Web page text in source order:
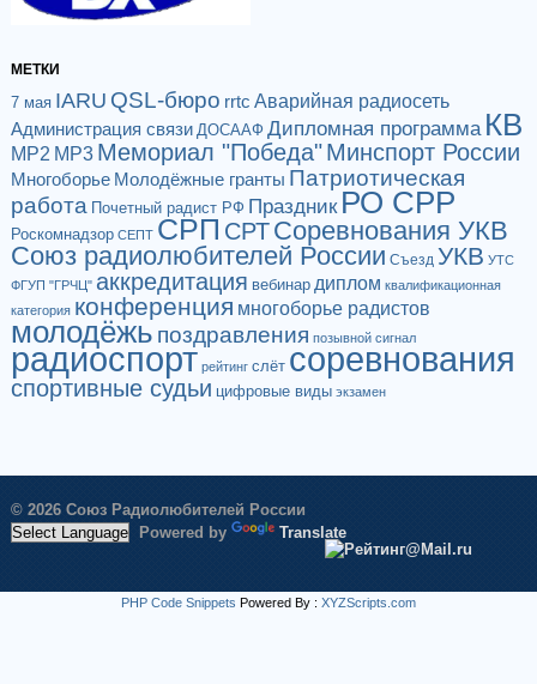
МЕТКИ
7 мая IARU QSL-бюро rrtc Аварийная радиосеть
Администрация связи ДОСААФ Дипломная программа КВ
МР2 МР3 Мемориал "Победа"Минспорт России
Многоборье Молодёжные гранты Патриотическая
работа Почетный радист РФ Праздник РО СРР
Роскомнадзор СЕПТ СРП СРТСоревнования УКВ
Союз радиолюбителей России Съезд УКВ УТС
ФГУП "ГРЧЦ" аккредитация вебинар диплом квалификационная
категория конференция многоборье радистов
молодёжь поздравления позывной сигнал
радиоспорт рейтинг слёт соревнования
спортивные судьи цифровые виды экзамен
© 2026 Союз Радиолюбителей России
Powered by
Translate
PHP Code Snippets Powered By : XYZScripts.com